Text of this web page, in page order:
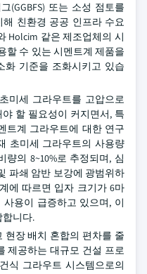
(GGBFS) 또는 소성 점토를
친환경 공공 인프라 수요
Holcim 같은 제조업체의 시
할 수 있는 시멘트계 제품을
화 기준을 조화시키고 있습
미세 그라우트를 고압으로
할 필요성이 커지면서, 특
트계 그라우트에 대한 연구
초미세 그라우트의 사용량
의 8~10%로 추정되며, 심
파쇄 암반 보강에 광범위하
에 따르면 입자 크기가 6마
용이 급증하고 있으며, 이
합니다.
현장 배치 혼합의 편차를 줄
제공하는 대규모 건설 프로
식 그라우트 시스템으로의